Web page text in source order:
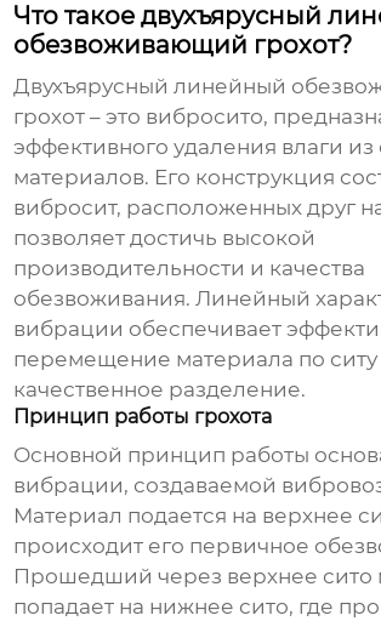
Что такое двухъярусный
обезвоживающий грохот?
Двухъярусный линейный
грохот – это вибросито,
эффективного удаления влаги из
материалов. Его конструкция
вибросит, расположенных друг
позволяет достичь высокой
производительности и качества
обезвоживания. Линейный
вибрации обеспечивает
перемещение материала по ситу
качественное разделение.
Принцип работы грохота
Основной принцип работы
вибрации, создаваемой
Материал подается на верхнее
происходит его первичное
Прошедший через верхнее сито
попадает на нижнее сито, где